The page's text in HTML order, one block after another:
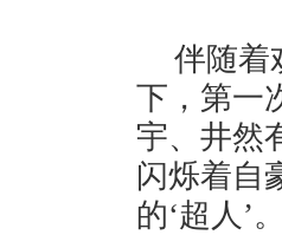
伴随着
下，第一
宇、井然
闪烁着自
的‘超人’